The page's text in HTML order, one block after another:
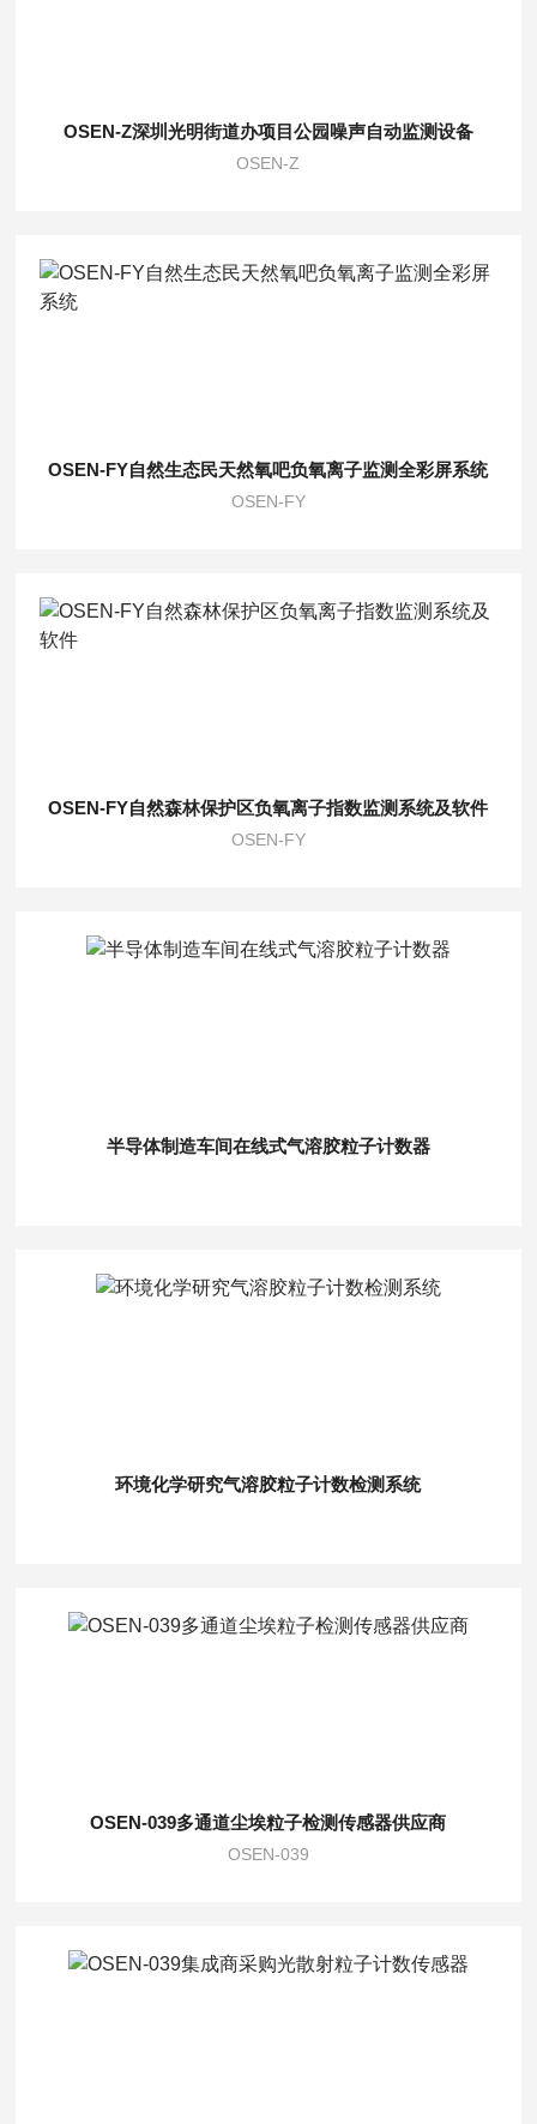
OSEN-Z深圳光明街道办项目公园噪声自动监测设备
OSEN-Z
OSEN-FY自然生态民天然氧吧负氧离子监测全彩屏系统
OSEN-FY
OSEN-FY自然森林保护区负氧离子指数监测系统及软件
OSEN-FY
半导体制造车间在线式气溶胶粒子计数器
环境化学研究气溶胶粒子计数检测系统
OSEN-039多通道尘埃粒子检测传感器供应商
OSEN-039